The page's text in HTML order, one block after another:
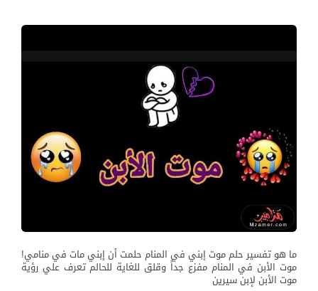
ما هو تفسير حلم موت إبني في المنام حلمت أن إبني مات في منامي!
موت الأبن في المنام مفزع جداً وقلق للغاية للحالم تعرف علي رؤية
موت الأبن لإبن سيرين